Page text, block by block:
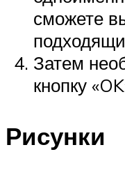
сможете
Затем
кнопку
Рисунки